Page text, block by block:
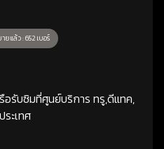
ยแล้ว : 652 เบอร์
รับซิมที่ศูนย์บริการ ทรู,ดีแทค,
ะเทศ